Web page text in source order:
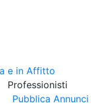
Professionisti
Pubblica Annunci